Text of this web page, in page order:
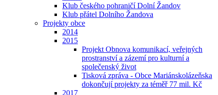
Klub českého pohraničí Dolní Žandov
Klub přátel Dolního Žandova
Projekty obce
2014
2015
Projekt Obnova komunikací, veřejných
prostranství a zázemí pro kulturní a
společenský život
Tisková zpráva - Obce Mariánskolázeňska
dokončují projekty za téměř 77 mil. Kč
2017